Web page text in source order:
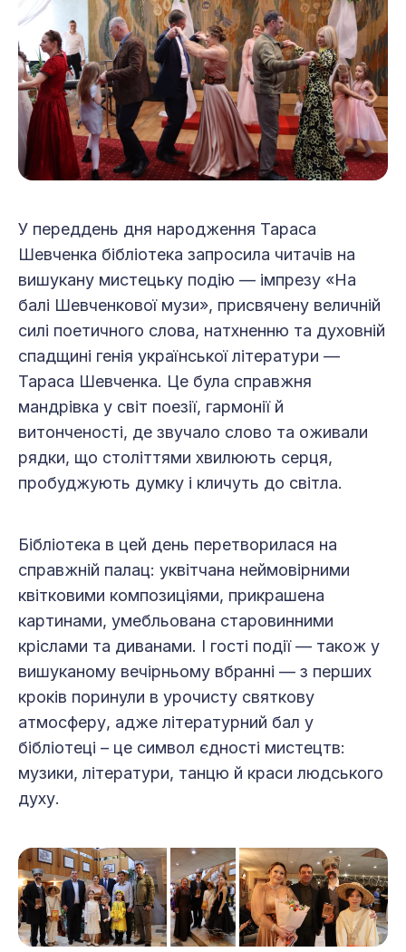
У переддень дня народження Тараса
Шевченка бібліотека запросила читачів на
вишукану мистецьку подію — імпрезу «На
балі Шевченкової музи», присвячену величній
силі поетичного слова, натхненню та духовній
спадщині генія української літератури —
Тараса Шевченка. Це була справжня
мандрівка у світ поезії, гармонії й
витонченості, де звучало слово та оживали
рядки, що століттями хвилюють серця,
пробуджують думку і кличуть до світла.
Бібліотека в цей день перетворилася на
справжній палац: уквітчана неймовірними
квітковими композиціями, прикрашена
картинами, умебльована старовинними
кріслами та диванами. І гості події — також у
вишуканому вечірньому вбранні — з перших
кроків поринули в урочисту святкову
атмосферу, адже літературний бал у
бібліотеці – це символ єдності мистецтв:
музики, літератури, танцю й краси людського
духу.